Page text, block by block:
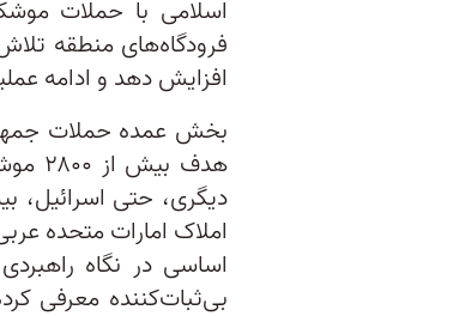
اسلامی با حملات
فرودگاه‌های منطقه
افزایش دهد و ادامه
بخش عمده حملات
دیگری، حتی اسرائیل،
املاک امارات متحده
اساسی در نگاه
بی‌ثبات‌کننده معرفی